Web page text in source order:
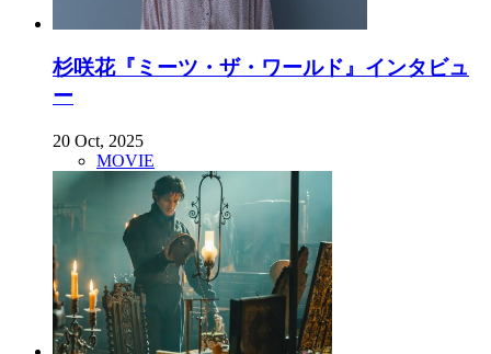
杉咲花『ミーツ・ザ・ワールド』インタビュ
ー
20 Oct, 2025
MOVIE